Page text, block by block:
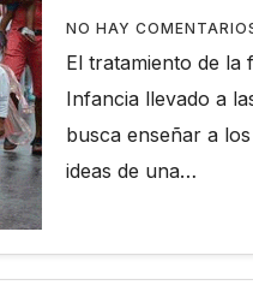
NO HAY
El tratamiento de la
Infancia llevado a
busca enseñar a
ideas de una…